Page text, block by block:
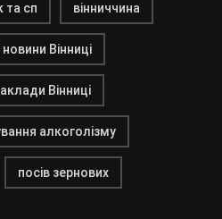
та сп вінниччина
новини Вінниці
Вінниці
алкоголізму
посів зернових